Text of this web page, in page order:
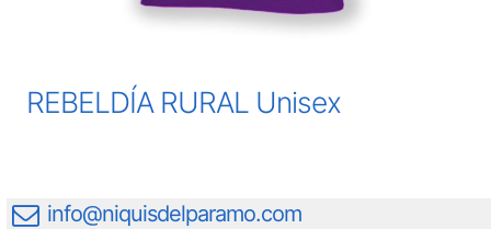
REBELDÍA RURAL Unisex
info@niquisdelparamo.com